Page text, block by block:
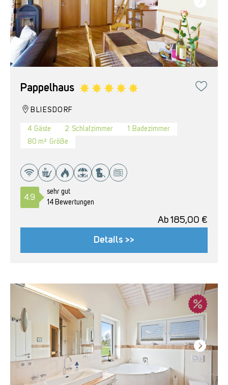
Pappelhaus
BLIESDORF
4 Gäste 2 Schlafzimmer 1
Badezimmer
80 m² Größe
4.9
sehr gut
14 Bewertungen
Ab 185,00 €
Details >>